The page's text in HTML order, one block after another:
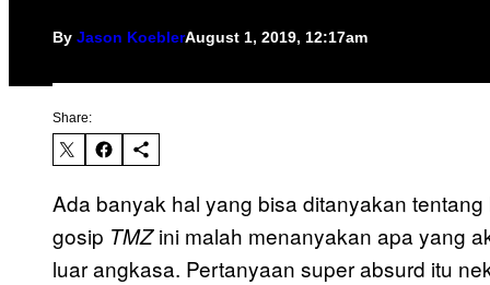
By Jason KoeblerAugust 1, 2019, 12:17am
Share:
Ada banyak hal yang bisa ditanyakan
gosip TMZini malah menanyakan apa yang
luar angkasa. Pertanyaan super absurd itu